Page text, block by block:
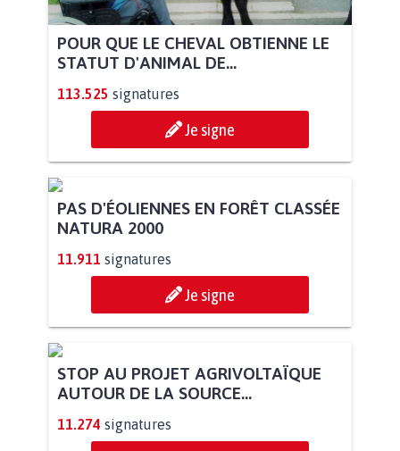
POUR QUE LE CHEVAL OBTIENNE LE
STATUT D'ANIMAL DE...
113.525 signatures
Je signe
PAS D'ÉOLIENNES EN FORÊT CLASSÉE
NATURA 2000
11.911 signatures